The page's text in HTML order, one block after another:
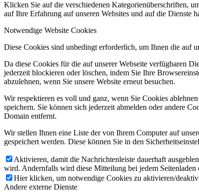
Klicken Sie auf die verschiedenen Kategorienüberschriften,
auf Ihre Erfahrung auf unseren Websites und auf die Dienste
Notwendige Website Cookies
Diese Cookies sind unbedingt erforderlich, um Ihnen die auf
Da diese Cookies für die auf unserer Webseite verfügbaren
jederzeit blockieren oder löschen, indem Sie Ihre
abzulehnen, wenn Sie unsere Website erneut besuchen.
Wir respektieren es voll und ganz, wenn Sie Cookies
speichern. Sie können sich jederzeit abmelden oder andere
Domain entfernt.
Wir stellen Ihnen eine Liste der von Ihrem Computer auf
gespeichert werden. Diese können Sie in den
Aktivieren, damit die Nachrichtenleiste dauerhaft
wird. Andernfalls wird diese Mitteilung bei jedem Seitenladen
Hier klicken, um notwendige Cookies zu aktivieren/
Andere externe Dienste